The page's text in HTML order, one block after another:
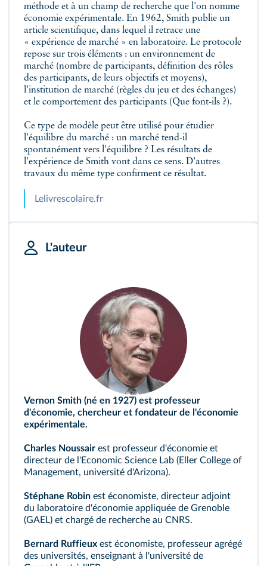
méthode et à un champ de recherche que l'on nomme
économie expérimentale. En 1962, Smith publie un
article scientifique, dans lequel il retrace une
« expérience de marché » en laboratoire. Le protocole
repose sur trois éléments : un environnement de
marché (nombre de participants, définition des rôles
des participants, de leurs objectifs et moyens),
l'institution de marché (règles du jeu et des échanges)
et le comportement des participants (Que font-ils ?).
Ce type de modèle peut être utilisé pour étudier
l'équilibre du marché : un marché tend-il
spontanément vers l'équilibre ? Les résultats de
l'expérience de Smith vont dans ce sens. D'autres
travaux du même type confirment ce résultat.
Lelivrescolaire.fr
L'auteur
Vernon Smith (né en 1927) est professeur
d'économie, chercheur et fondateur de l'économie
expérimentale.
Charles Noussair est professeur d'économie et
directeur de l'Economic Science Lab (Eller College of
Management, université d'Arizona).
Stéphane Robin est économiste, directeur adjoint
du laboratoire d'économie appliquée de Grenoble
(GAEL) et chargé de recherche au CNRS.
Bernard Ruffieux est économiste, professeur agrégé
des universités, enseignant à l'université de